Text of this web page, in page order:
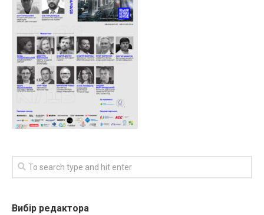
Вибір редактора